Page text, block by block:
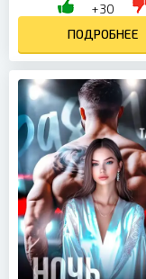
злость на
+30
ПОДРОБНЕЕ